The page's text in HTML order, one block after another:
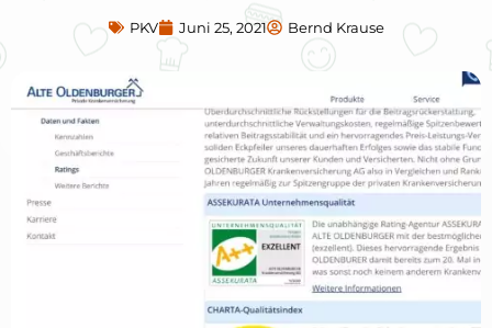
PKV Juni 25, 2021 Bernd Krause